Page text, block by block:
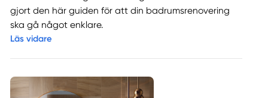
gjort den här guiden för att din badrumsrenovering
ska gå något enklare.
Läs vidare